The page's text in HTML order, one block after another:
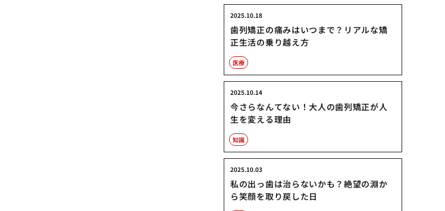
歯列矯正の痛みはいつまで？リアルな矯
正生活の乗り越え方
2025.10.18
医療
今さらなんてない！大人の歯列矯正が人
生を変える理由
2025.10.14
知識
私の出っ歯は治らないかも？絶望の淵か
ら笑顔を取り戻した日
2025.10.03